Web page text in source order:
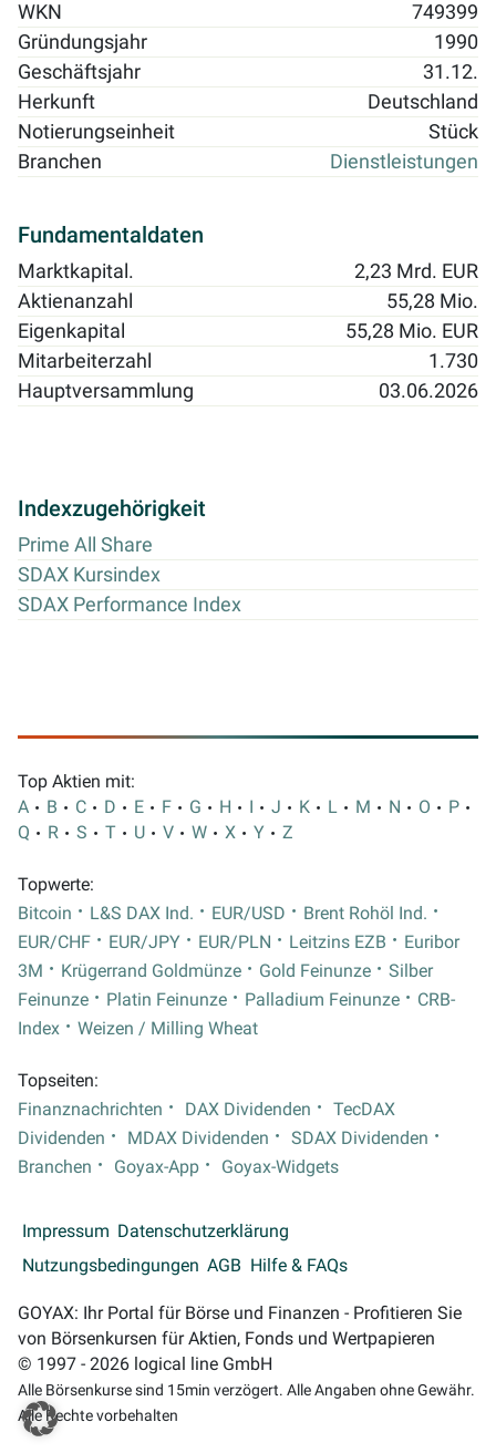
WKN
749399
Gründungsjahr
1990
Geschäftsjahr
31.12.
Herkunft
Deutschland
Notierungseinheit
Stück
Branchen
Dienstleistungen
Fundamentaldaten
Marktkapital.
2,23 Mrd. EUR
Aktienanzahl
55,28 Mio.
Eigenkapital
55,28 Mio. EUR
Mitarbeiterzahl
1.730
Hauptversammlung
03.06.2026
Indexzugehörigkeit
Prime All Share
SDAX Kursindex
SDAX Performance Index
Top Aktien mit:
A
B C D E F G H I J K L M N O
P
Q
R S T U V W X Y Z
Topwerte:
Bitcoin
L&S DAX Ind. EUR/USD
Brent Rohöl Ind.
EUR/CHF
EUR/JPY EUR/PLN Leitzins EZB
Euribor
3M
Krügerrand Goldmünze Gold Feinunze
Silber
Feinunze
Platin Feinunze Palladium Feinunze
CRB-
Index
Weizen / Milling Wheat
Topseiten:
Finanznachrichten
DAX Dividenden
TecDAX
Dividenden
MDAX Dividenden
SDAX Dividenden
Branchen
Goyax-App Goyax-Widgets
Impressum Datenschutzerklärung
Nutzungsbedingungen AGB Hilfe & FAQs
GOYAX: Ihr Portal für Börse und Finanzen - Profitieren Sie
von Börsenkursen für Aktien, Fonds und Wertpapieren
© 1997 - 2026 logical line GmbH
Alle Börsenkurse sind 15min verzögert. Alle Angaben ohne Gewähr.
Alle Rechte vorbehalten